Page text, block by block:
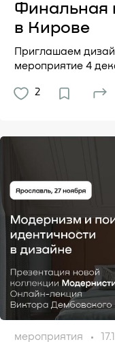
Финальная
в Кирове
Приглашаем
мероприятие 4
2
мероприятия 17.11